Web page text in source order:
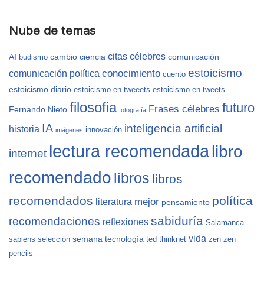
Nube de temas
AI budismo cambio ciencia citas célebres comunicación
comunicación política conocimiento cuento estoicismo
estoicismo diario estoicismo en tweeets estoicismo en tweets
Fernando Nieto filosofia fotografía Frases célebres futuro
historia IA imágenes innovación inteligencia artificial
internet lectura recomendadalibro
recomendado libros libros
recomendados literatura mejor pensamiento política
recomendaciones reflexiones sabiduría Salamanca
sapiens selección semana tecnología ted thinknet vida zen zen
pencils